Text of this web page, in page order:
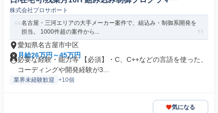
株式会社プロサポート
名古屋・三河エリアの大手メーカー案件で、組込み・制御系開発を
担当。 1000件超の案件から...
愛知県名古屋市中区
月給26万円～45万円
必要な経験・能力等 【必須】・C、C++などの言語を使った、
コーディングや開発経験が3...
業界未経験歓迎 +10個
気になる